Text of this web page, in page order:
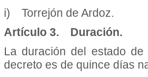
i) Torrejón de Ardoz.
Artículo 3. Duración.
La duración del estado
decreto es de quince días